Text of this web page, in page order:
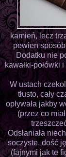
kamień, lecz
pewien
Dodatku nie
kawałki-połówki
W ustach
tłusto, cały
opływała jakby
(przez co
Odsłaniała
soczyste, dość
(fajnymi jak te